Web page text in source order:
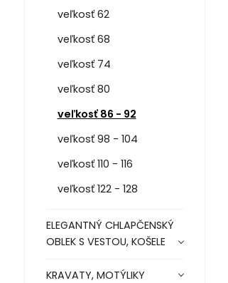
veľkosť 62
veľkosť 68
veľkosť 74
veľkosť 80
veľkosť 86 - 92
veľkosť 98 - 104
veľkosť 110 - 116
veľkosť 122 - 128
ELEGANTNÝ CHLAPČENSKÝ
OBLEK S VESTOU, KOŠELE
KRAVATY, MOTÝLIKY